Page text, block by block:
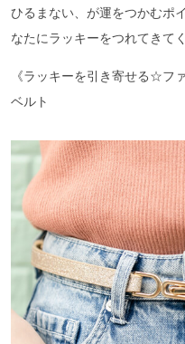
ひるまない、が運をつかむポ
なたにラッキーをつれてきて
《ラッキーを引き寄せる☆フ
ベルト